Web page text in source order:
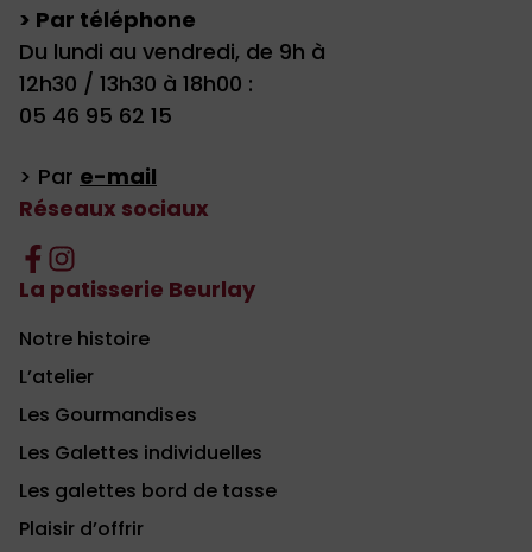
> Par téléphone
Du lundi au vendredi, de 9h à
12h30 / 13h30 à 18h00 :
05 46 95 62 15
> Par e-mail
Réseaux sociaux
La patisserie Beurlay
Notre histoire
L’atelier
Les Gourmandises
Les Galettes individuelles
Les galettes bord de tasse
Plaisir d’offrir